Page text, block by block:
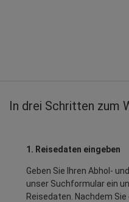
In drei Schritten zum
1. Reisedaten eingeben
Geben Sie Ihren Abhol-
unser Suchformular ein
Reisedaten. Nachdem